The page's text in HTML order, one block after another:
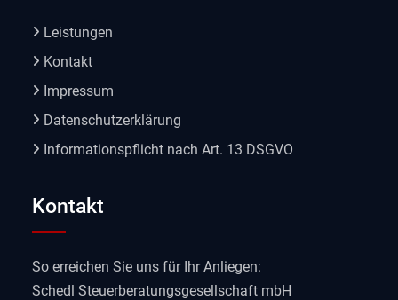
Leistungen
Kontakt
Impressum
Datenschutzerklärung
Informationspflicht nach Art. 13 DSGVO
Kontakt
So erreichen Sie uns für Ihr Anliegen:
Schedl Steuerberatungsgesellschaft mbH